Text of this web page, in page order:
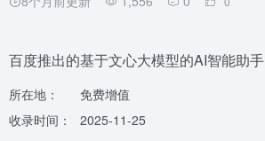
百度推出的基于文心大模型的AI智能助手
所在地：
免费增值
收录时间：
2025-11-25